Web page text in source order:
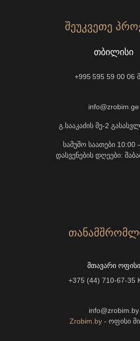
ᲨᲔᲣᲙᲕᲔᲗᲔ
ᲗᲑᲘᲚᲘᲡᲘ
+995 595 59 00 06
info@zrobim.ge
გ.სააკაძის მე-2
სამუშო საათები 10:00
დასვენების დღეები:
ᲛᲗᲐᲕᲐᲠᲘ ᲝᲤᲘᲡᲘ
+375 (44) 710-67-35
info@zrobim.by
Zrobim.by - ოფისი